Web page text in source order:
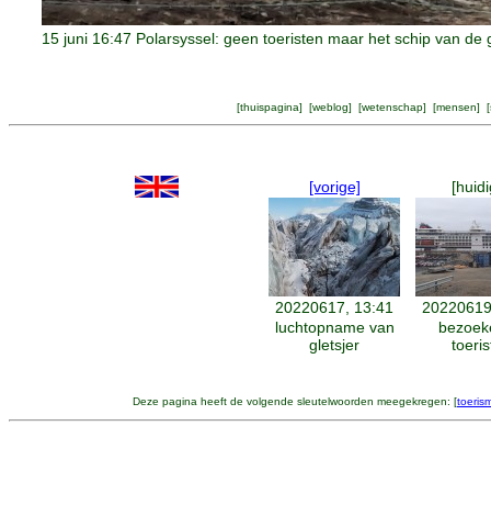
15 juni 16:47 Polarsyssel: geen toeristen maar het schip van
[thuispagina] [weblog] [wetenschap] [mensen] [
[vorige]
20220617, 13:41
luchtopname van
gletsjer
Deze pagina heeft de volgende sleutelwoorden meegekregen: [